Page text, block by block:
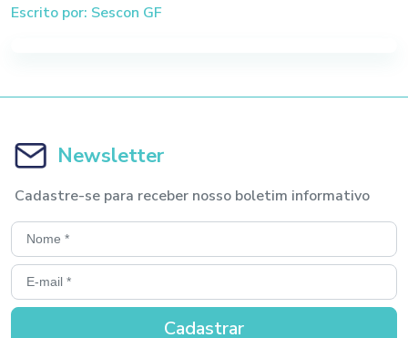
Escrito por: Sescon GF
Newsletter
Cadastre-se para receber nosso boletim informativo